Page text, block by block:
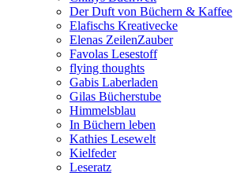
Der Duft von Büchern & Kaffee
Elafischs Kreativecke
Elenas ZeilenZauber
Favolas Lesestoff
flying thoughts
Gabis Laberladen
Gilas Bücherstube
Himmelsblau
In Büchern leben
Kathies Lesewelt
Kielfeder
Leseratz